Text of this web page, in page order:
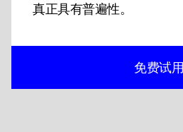
真正具有普遍性。
免费试用